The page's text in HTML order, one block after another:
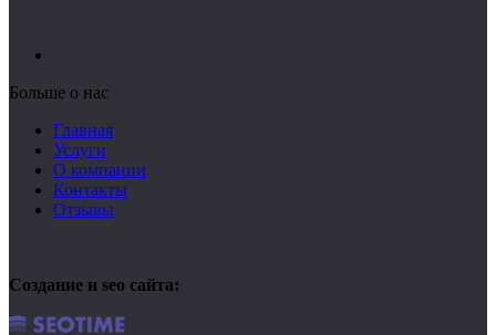
Больше о нас
Главная
Услуги
О компании
Контакты
Отзывы
Создание и seo сайта: